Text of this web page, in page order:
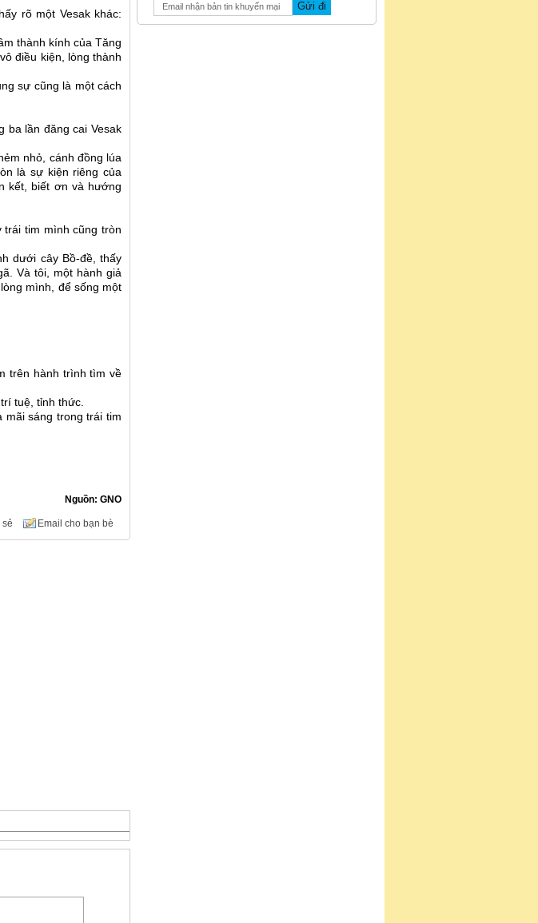
rõ một Vesak khác:
thành kính của Tăng
điều kiện, lòng thành
sự cũng là một cách
ba lần đăng cai Vesak
nhỏ, cánh đồng lúa
là sự kiện riêng của
kết, biết ơn và hướng
trái tim mình cũng tròn
dưới cây Bồ-đề, thấy
Và tôi, một hành giả
mình, để sống một
trên hành trình tìm về
tuệ, tỉnh thức.
mãi sáng trong trái tim
Nguồn: GNO
sẻ Email cho bạn bè